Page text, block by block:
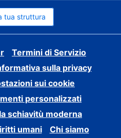
tua struttura
Termini di Servizio
sulla privacy
sui cookie
personalizzati
schiavitù moderna
umani
Chi siamo